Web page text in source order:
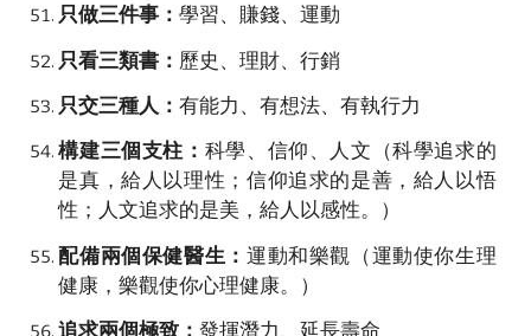
只做三件事：學習、賺錢、運動
只看三類書： 歷史、理財、行銷
只交三種人：有能力、有想法、有執行力
構建三個支柱： 科學、信仰、人文 （科學追求的
是真，給人以理性；信仰追求的是善，給人以悟
性； 人文追求的是美，給人以感性。）
配備兩個保健醫生： 運動和樂觀（運動使你生理
健康，樂觀使你心理健康。）
追求兩個極致：發揮潛力、延長壽命